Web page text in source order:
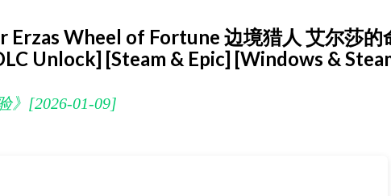
Wheel of Fortune 边境猎人 艾尔莎的
Unlock] [Steam & Epic] [Windows &
》[2026-01-09]